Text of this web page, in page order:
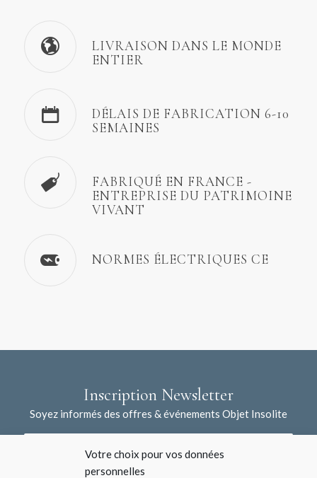
Votre choix pour vos données
personnelles
LIVRAISON DANS LE MONDE
ENTIER
DÉLAIS DE FABRICATION 6-10
SEMAINES
FABRIQUÉ EN FRANCE -
ENTREPRISE DU PATRIMOINE
VIVANT
NORMES ÉLECTRIQUES CE
Inscription Newsletter
Soyez informés des offres & événements Objet Insolite